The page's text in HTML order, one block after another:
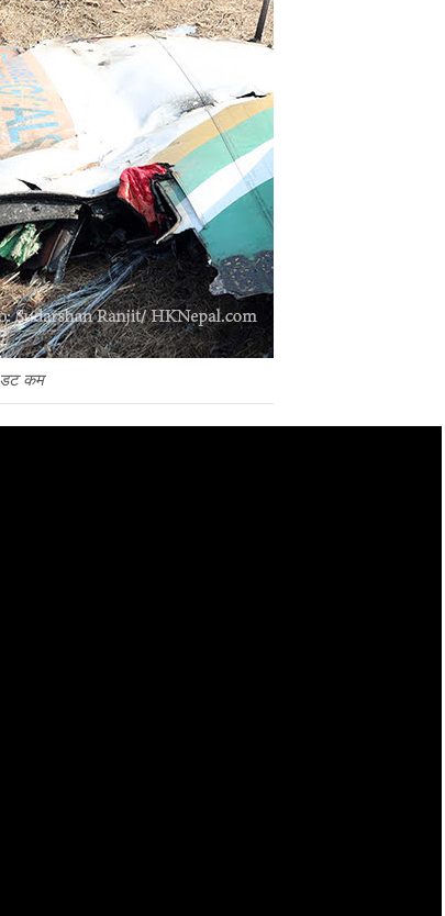
डट कम